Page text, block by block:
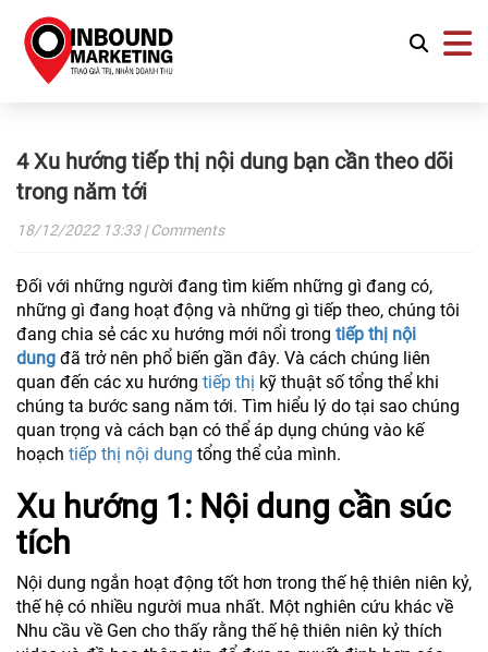
4 Xu hướng tiếp thị nội dung bạn cần theo dõi
trong năm tới
18/12/202213:33| Comments
Đối với những người đang tìm kiếm những gì đang có,
những gì đang hoạt động và những gì tiếp theo, chúng tôi
đang chia sẻ các xu hướng mới nổi trong tiếp thị nội
dung đã trở nên phổ biến gần đây. Và cách chúng liên
quan đến các xu hướng tiếp thị kỹ thuật số tổng thể khi
chúng ta bước sang năm tới. Tìm hiểu lý do tại sao chúng
quan trọng và cách bạn có thể áp dụng chúng vào kế
hoạch tiếp thị nội dung tổng thể của mình.
Xu hướng 1: Nội dung cần súc
tích
Nội dung ngắn hoạt động tốt hơn trong thế hệ thiên niên kỷ,
thế hệ có nhiều người mua nhất. Một nghiên cứu khác về
Nhu cầu về Gen cho thấy rằng thế hệ thiên niên kỷ thích